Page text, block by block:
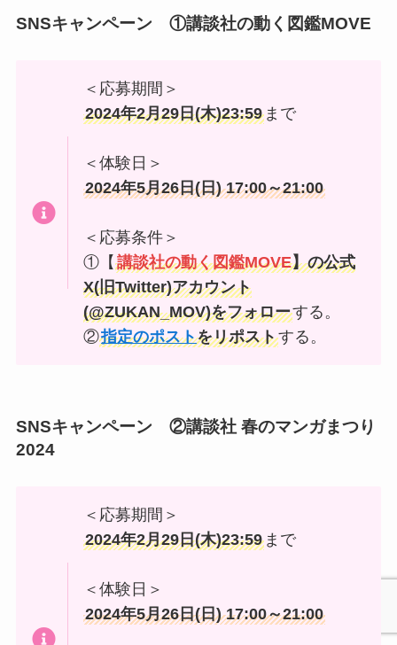
SNSキャンペーン ①講談社の動く図鑑MOVE
＜応募期間＞
2024年2月29日(木)23:59 まで
＜体験日＞
2024年5月26日(日) 17:00～21:00
＜応募条件＞
①【講談社の動く図鑑MOVE】の公式
X(旧Twitter)アカウント
(@ZUKAN_MOV)をフォローする。
②指定のポストをリポストする。
SNSキャンペーン ②講談社 春のマンガまつり
2024
＜応募期間＞
2024年2月29日(木)23:59 まで
＜体験日＞
2024年5月26日(日) 17:00～21:00